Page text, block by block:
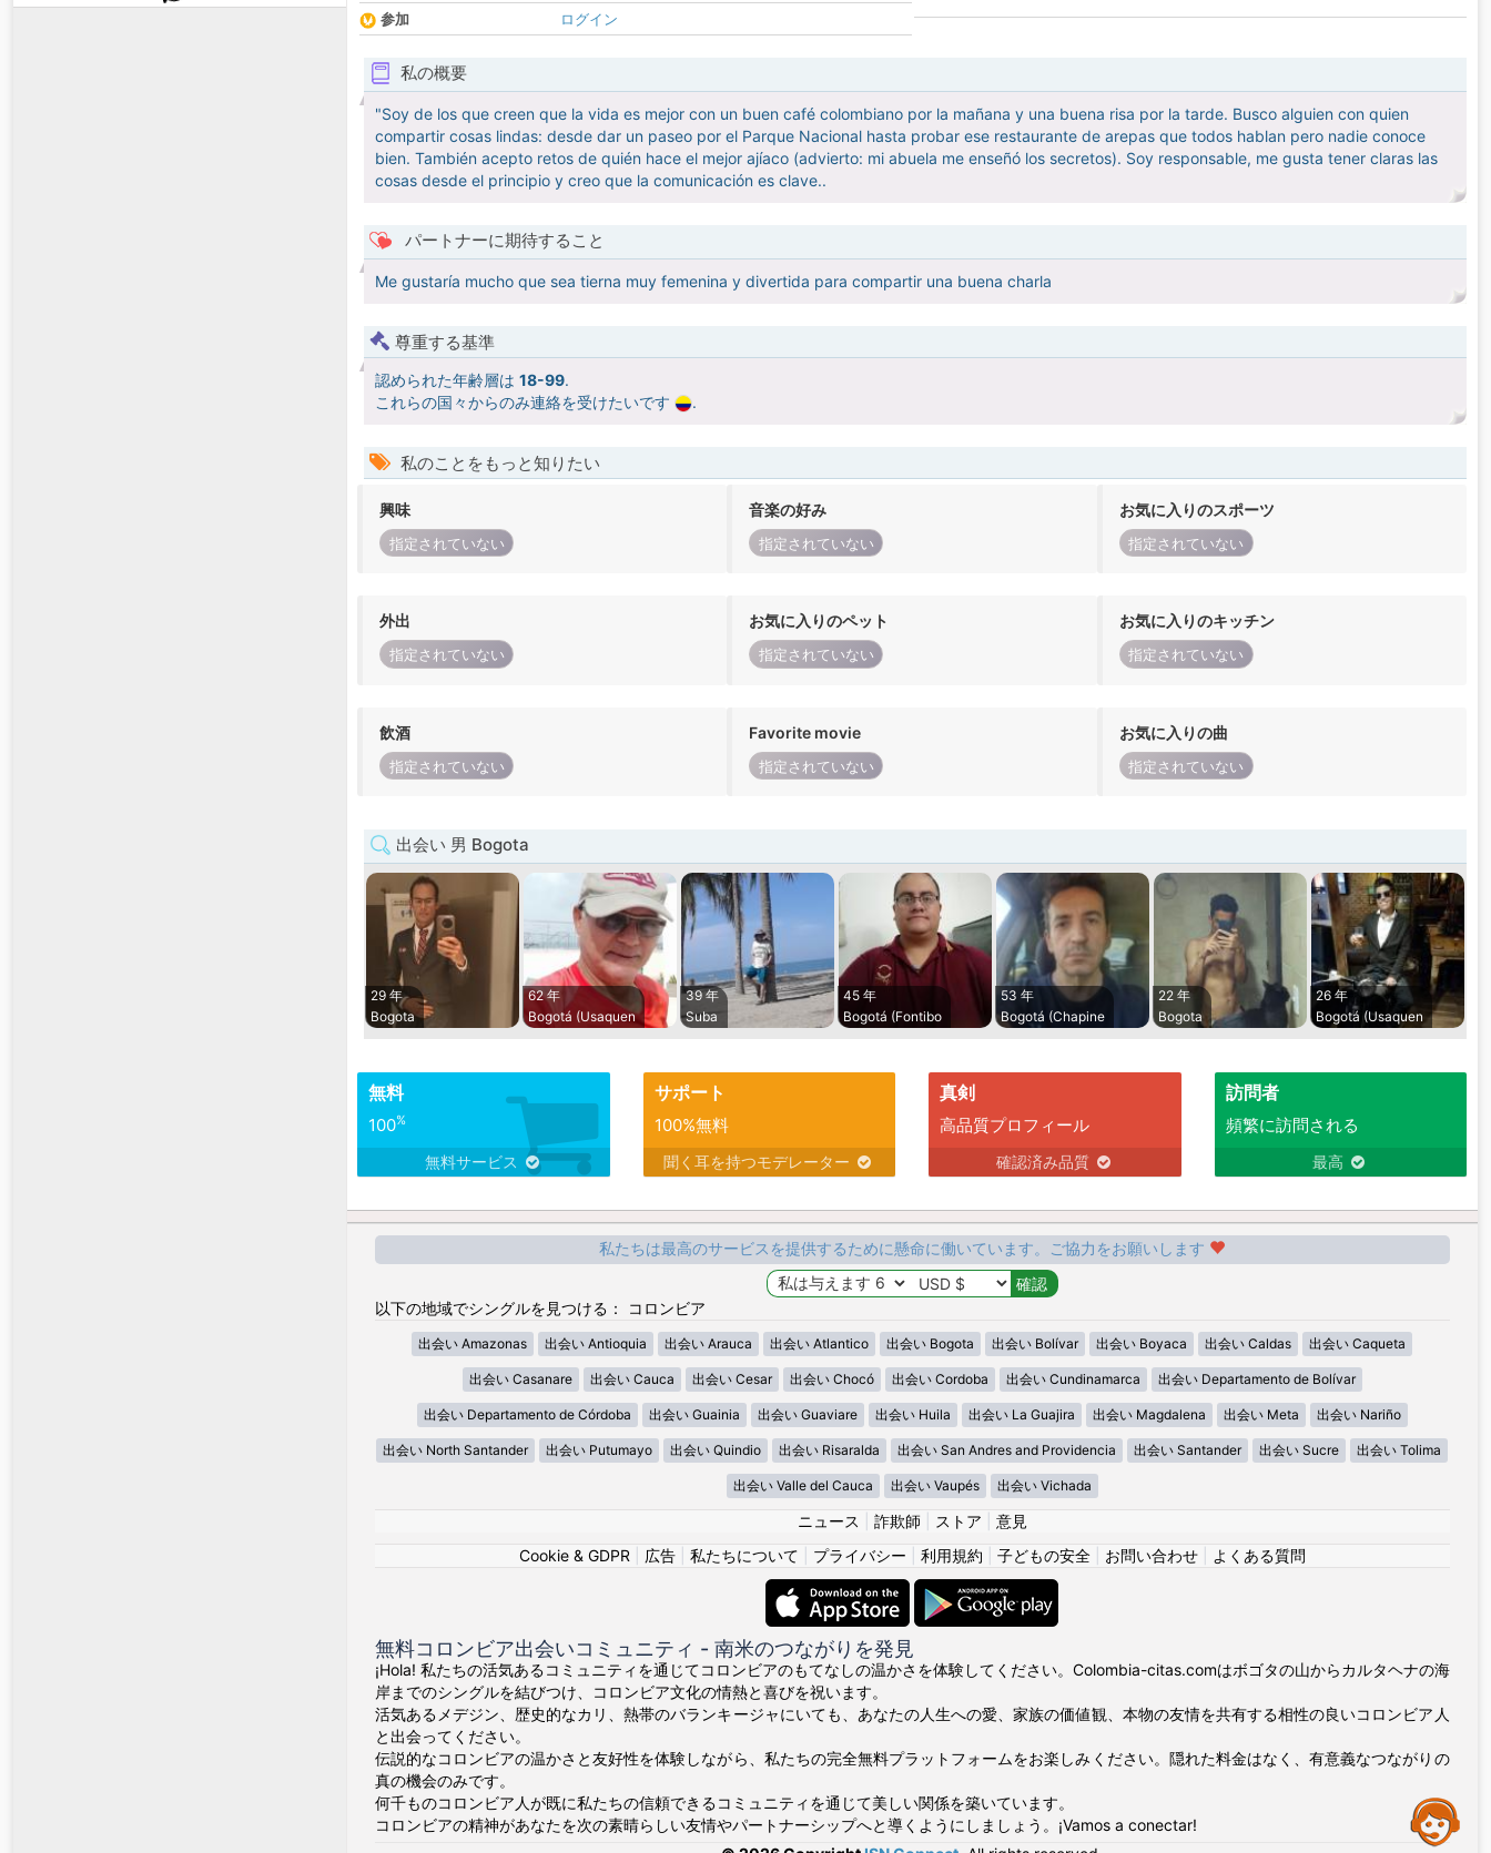
参加
ログイン
私の概要
"Soy de los que creen que la vida es mejor con un buen café colombiano por la mañana y una buena risa por la tarde. Busco alguien con quien
compartir cosas lindas: desde dar un paseo por el Parque Nacional hasta probar ese restaurante de arepas que todos hablan pero nadie conoce
bien. También acepto retos de quién hace el mejor ajíaco (advierto: mi abuela me enseñó los secretos). Soy responsable, me gusta tener claras las
cosas desde el principio y creo que la comunicación es clave..
パートナーに期待すること
Me gustaría mucho que sea tierna muy femenina y divertida para compartir una buena charla
尊重する基準
認められた年齢層は 18-99.
これらの国々からのみ連絡を受けたいです
.
私のことをもっと知りたい
興味
指定されていない
音楽の好み
指定されていない
お気に入りのスポーツ
指定されていない
外出
指定されていない
お気に入りのペット
指定されていない
お気に入りのキッチン
指定されていない
飲酒
指定されていない
Favorite movie
指定されていない
お気に入りの曲
指定されていない
出会い 男 Bogota
29 年
Bogota
62 年
Bogotá (Usaquen
39 年
Suba
45 年
Bogotá (Fontibo
53 年
Bogotá (Chapine
22 年
Bogota
26 年
Bogotá (Usaquen
無料
100%
無料サービス
サポート
100%無料
聞く耳を持つモデレーター
真剣
高品質プロフィール
確認済み品質
訪問者
頻繁に訪問される
最高
私たちは最高のサービスを提供するために懸命に働いています。ご協力をお願いします
以下の地域でシングルを見つける： コロンビア
出会い Amazonas 出会い Antioquia 出会い Arauca 出会い Atlantico 出会い Bogota 出会い Bolívar 出会い Boyaca 出会い Caldas 出会い Caqueta
出会い Casanare 出会い Cauca 出会い Cesar 出会い Chocó 出会い Cordoba 出会い Cundinamarca 出会い Departamento de Bolívar
出会い Departamento de Córdoba 出会い Guainia 出会い Guaviare 出会い Huila 出会い La Guajira 出会い Magdalena 出会い Meta 出会い Nariño
出会い North Santander 出会い Putumayo 出会い Quindio 出会い Risaralda 出会い San Andres and Providencia 出会い Santander 出会い Sucre 出会い Tolima
出会い Valle del Cauca 出会い Vaupés 出会い Vichada
ニュース 詐欺師 ストア
意見
Cookie & GDPR
広告| 私たちについて プライバシー 利用規約 子どもの安全| お問い合わせ| よくある質問
無料コロンビア出会いコミュニティ - 南米のつながりを発見
¡Hola! 私たちの活気あるコミュニティを通じてコロンビアのもてなしの温かさを体験してください。Colombia-citas.comはボゴタの山からカルタヘナの海
岸までのシングルを結びつけ、コロンビア文化の情熱と喜びを祝います。
活気あるメデジン、歴史的なカリ、熱帯のバランキージャにいても、あなたの人生への愛、家族の価値観、本物の友情を共有する相性の良いコロンビア人
と出会ってください。
伝説的なコロンビアの温かさと友好性を体験しながら、私たちの完全無料プラットフォームをお楽しみください。隠れた料金はなく、有意義なつながりの
真の機会のみです。
何千ものコロンビア人が既に私たちの信頼できるコミュニティを通じて美しい関係を築いています。
コロンビアの精神があなたを次の素晴らしい友情やパートナーシップへと導くようにしましょう。¡Vamos a conectar!